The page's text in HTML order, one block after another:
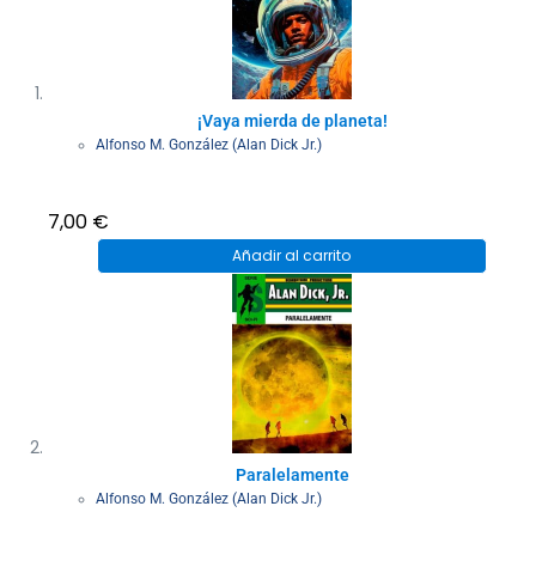
¡Vaya mierda de planeta!
Alfonso M. González (Alan Dick Jr.)
7,00 €
Añadir al carrito
Paralelamente
Alfonso M. González (Alan Dick Jr.)